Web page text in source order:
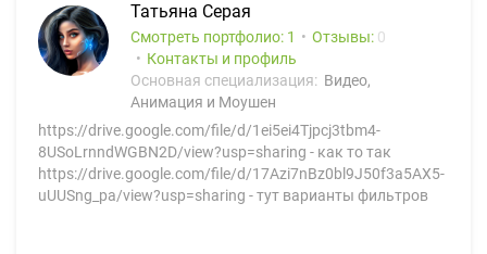
Татьяна Серая
Смотреть портфолио: 1 Отзывы: 0
Контакты и профиль
Основная специализация: Видео,
Анимация и Моушен
https://drive.google.com/file/d/1ei5ei4Tjpcj3tbm4-
8USoLrnndWGBN2D/view?usp=sharing - как то так
https://drive.google.com/file/d/17Azi7nBz0bl9J50f3a5AX5-
uUUSng_pa/view?usp=sharing - тут варианты фильтров